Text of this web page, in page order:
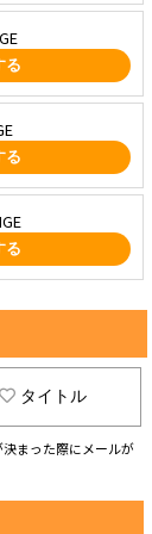
る
る
る
タイトル
まった際にメールが